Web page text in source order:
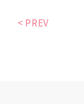
< PREV